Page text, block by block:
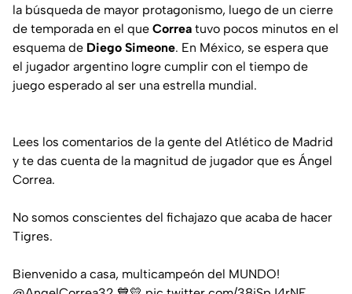
la búsqueda de mayor protagonismo, luego de un cierre
de temporada en el que Correa tuvo pocos minutos en el
esquema de Diego Simeone. En México, se espera que
el jugador argentino logre cumplir con el tiempo de
juego esperado al ser una estrella mundial.
Lees los comentarios de la gente del Atlético de Madrid
y te das cuenta de la magnitud de jugador que es Ángel
Correa.
No somos conscientes del fichajazo que acaba de hacer
Tigres.
Bienvenido a casa, multicampeón del MUNDO!